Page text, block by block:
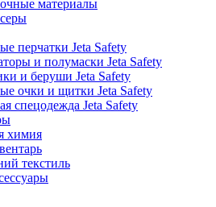
материалы
перчатки Jeta Safety
и полумаски Jeta Safety
и беруши Jeta Safety
очки и щитки Jeta Safety
спецодежда Jeta Safety
химия
текстиль